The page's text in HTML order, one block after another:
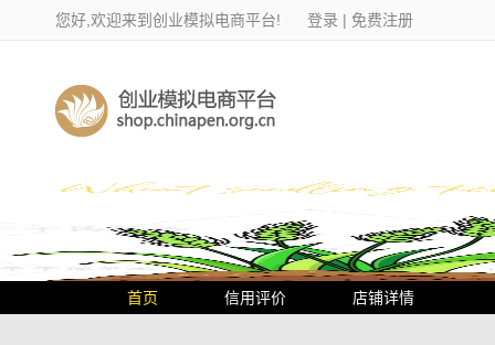
您好,欢迎来到创业模拟电商平台! 登录 | 免费注册
首页 信用评价 店铺详情